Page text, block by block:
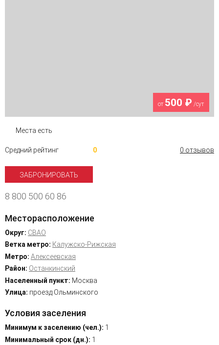
от 500 ₽ /сут
Места есть
Средний рейтинг 0 0 отзывов
ЗАБРОНИРОВАТЬ
8 800 500 60 86
Месторасположение
Округ: СВАО
Ветка метро: Калужско-Рижская
Метро: Алексеевская
Район: Останкинский
Населенный пункт: Москва
Улица: проезд Ольминского
Условия заселения
Минимум к заселению (чел.): 1
Минимальный срок (дн.): 1